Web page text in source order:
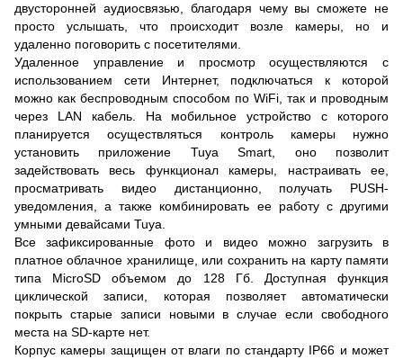
двусторонней аудиосвязью, благодаря чему вы сможете не
просто услышать, что происходит возле камеры, но и
удаленно поговорить с посетителями.
Удаленное управление и просмотр осуществляются с
использованием сети Интернет, подключаться к которой
можно как беспроводным способом по WiFi, так и проводным
через LAN кабель. На мобильное устройство с которого
планируется осуществляться контроль камеры нужно
установить приложение Tuya Smart, оно позволит
задействовать весь функционал камеры, настраивать ее,
просматривать видео дистанционно, получать PUSH-
уведомления, а также комбинировать ее работу с другими
умными девайсами Tuya.
Все зафиксированные фото и видео можно загрузить в
платное облачное хранилище, или сохранить на карту памяти
типа MicroSD объемом до 128 Гб. Доступная функция
циклической записи, которая позволяет автоматически
покрыть старые записи новыми в случае если свободного
места на SD-карте нет.
Корпус камеры защищен от влаги по стандарту IP66 и может